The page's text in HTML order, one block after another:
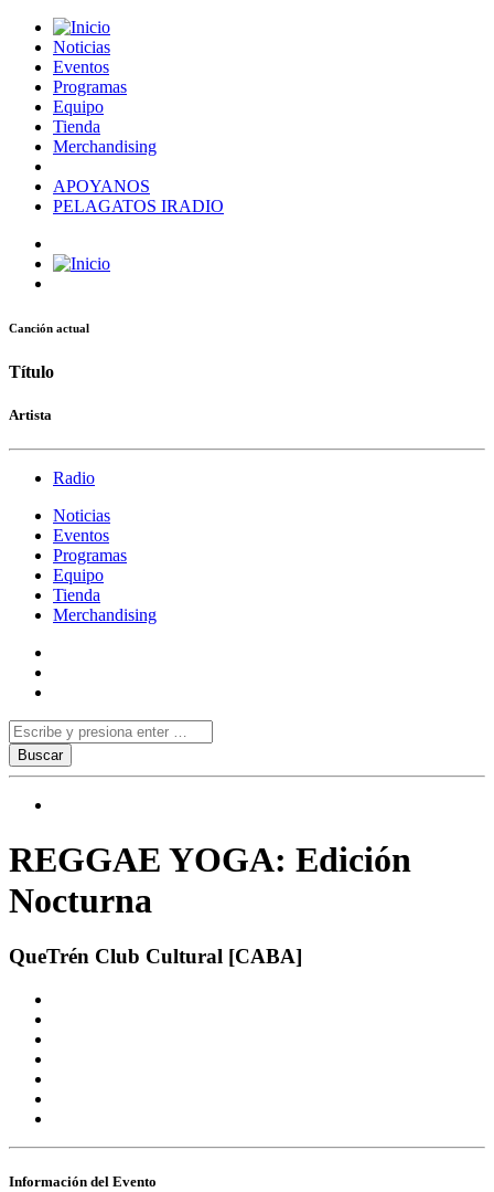
Noticias
Eventos
Programas
Equipo
Tienda
Merchandising
APOYANOS
PELAGATOS IRADIO
Canción actual
Título
Artista
Radio
Noticias
Eventos
Programas
Equipo
Tienda
Merchandising
REGGAE YOGA: Edición
Nocturna
QueTrén Club Cultural [CABA]
Información del Evento